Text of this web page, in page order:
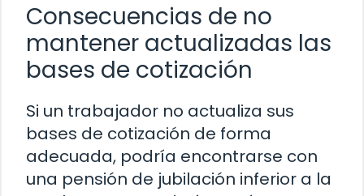
Consecuencias de no
mantener actualizadas las
bases de cotización
Si un trabajador no actualiza sus
bases de cotización de forma
adecuada, podría encontrarse con
una pensión de jubilación inferior a la